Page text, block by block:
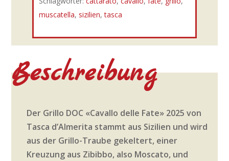
muscatella, sizilien,tasca
Beschreibung
Der Grillo DOC «Cavallo delle Fate» 2025 von
Tasca d’Almerita stammt aus Sizilien und wird
aus der Grillo-Traube gekeltert, einer
Kreuzung aus Zibibbo, also Moscato, und